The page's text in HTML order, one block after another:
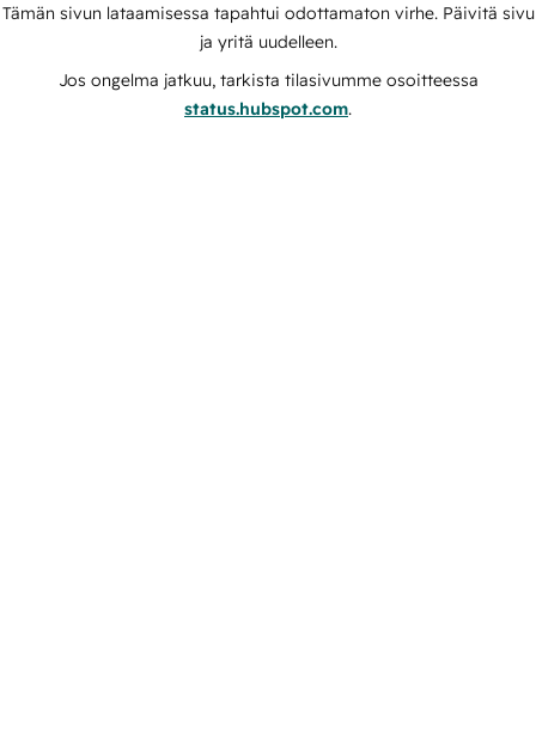
Tämän sivun lataamisessa tapahtui odottamaton virhe. Päivitä sivu
ja yritä uudelleen.
Jos ongelma jatkuu, tarkista tilasivumme osoitteessa
status.hubspot.com.